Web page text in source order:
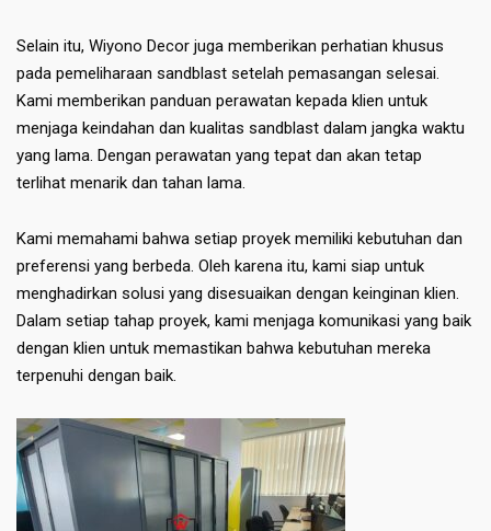
Selain itu, Wiyono Decor juga memberikan perhatian khusus
pada pemeliharaan sandblast setelah pemasangan selesai.
Kami memberikan panduan perawatan kepada klien untuk
menjaga keindahan dan kualitas sandblast dalam jangka waktu
yang lama. Dengan perawatan yang tepat dan akan tetap
terlihat menarik dan tahan lama.
Kami memahami bahwa setiap proyek memiliki kebutuhan dan
preferensi yang berbeda. Oleh karena itu, kami siap untuk
menghadirkan solusi yang disesuaikan dengan keinginan klien.
Dalam setiap tahap proyek, kami menjaga komunikasi yang baik
dengan klien untuk memastikan bahwa kebutuhan mereka
terpenuhi dengan baik.